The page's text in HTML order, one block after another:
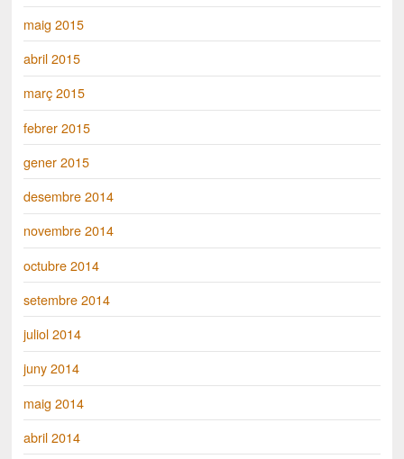
maig 2015
abril 2015
març 2015
febrer 2015
gener 2015
desembre 2014
novembre 2014
octubre 2014
setembre 2014
juliol 2014
juny 2014
maig 2014
abril 2014